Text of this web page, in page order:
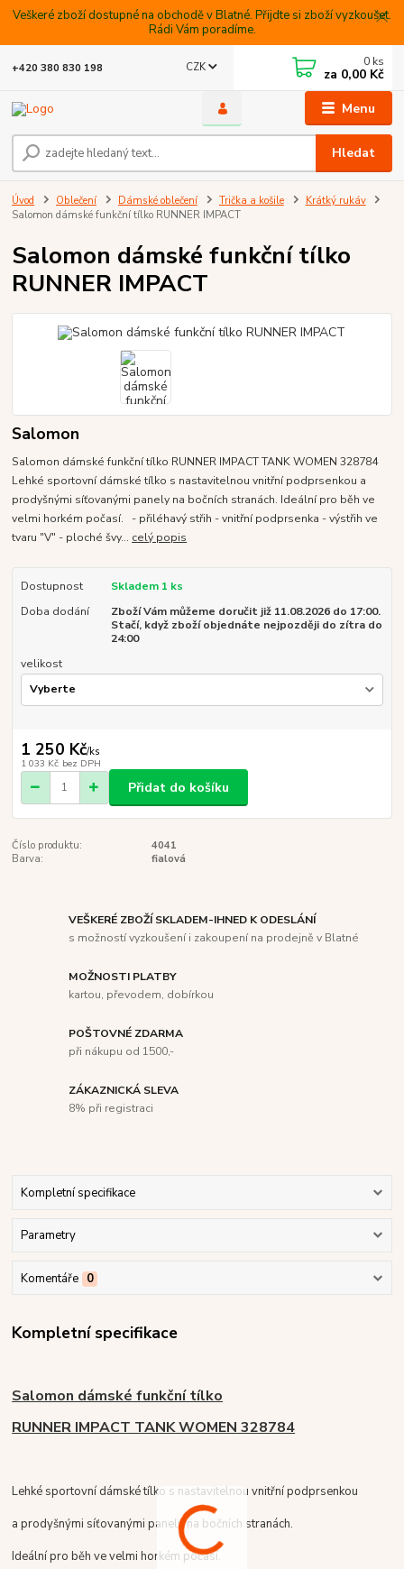
Veškeré zboží dostupné na obchodě v Blatné. Přijdte si zboží vyzkoušet.
Rádi Vám poradíme.
Menu
CZK
Hledat
+420 380 830 198 0 ks
za 0,00 Kč
Úvod Oblečení Dámské oblečení Trička a košile
Krátký rukáv
Salomon dámské funkční tílko RUNNER IMPACT
Salomon dámské funkční tílko
RUNNER IMPACT
Salomon
Salomon dámské funkční tílko RUNNER IMPACT TANK WOMEN 328784
Lehké sportovní dámské tílko s nastavitelnou vnitřní podprsenkou a
prodyšnými síťovanými panely na bočních stranách. Ideální pro běh ve
velmi horkém počasí. - přiléhavý střih - vnitřní podprsenka - výstřih ve
tvaru "V" - ploché švy... celý popis
Dostupnost
Skladem 1 ks
Doba dodání
Zboží Vám můžeme doručit již 11.08.2026 do 17:00.
Stačí, když zboží objednáte nejpozději do zítra do
24:00
velikost
1 250 Kč/ks
1 033 Kč bez DPH
Přidat do košíku
Číslo produktu:
4041
Barva:
fialová
VEŠKERÉ ZBOŽÍ SKLADEM-IHNED K ODESLÁNÍ
s možností vyzkoušení i zakoupení na prodejně v Blatné
MOŽNOSTI PLATBY
kartou, převodem, dobírkou
POŠTOVNÉ ZDARMA
při nákupu od 1500,-
ZÁKAZNICKÁ SLEVA
8% při registraci
Kompletní specifikace
Parametry
Komentáře 0
Kompletní specifikace
Salomon dámské funkční tílko
RUNNER IMPACT TANK WOMEN 328784
Lehké sportovní dámské tílko s nastavitelnou vnitřní podprsenkou
a prodyšnými síťovanými panely na bočních stranách.
Ideální pro běh ve velmi horkém počasí.